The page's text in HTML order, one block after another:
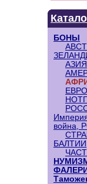
БОНЫ
АЗИЯ
война,
БАЛТИИ